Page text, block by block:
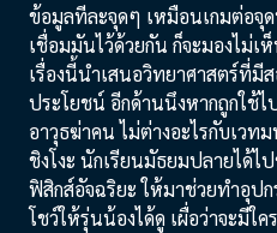
ข้อมูลทีละจุดๆ เหมือนเกมต่อจุ
เชื่อมมันไว้ด้วยกัน ก็จะมองไม่เ
เรื่องนี้นำเสนอวิทยาศาสตร์ที่มี
ประโยชน์ อีกด้านนึงหากถูกใช้
อาวุธฆ่าคน ไม่ต่างอะไรกับเวท
ชิงโงะ นักเรียนมัธยมปลายได้ไ
ฟิสิกส์อัจฉริยะ ให้มาช่วยทำอุป
โชว์ให้รุ่นน้องได้ดู เผื่อว่าจะมีใ